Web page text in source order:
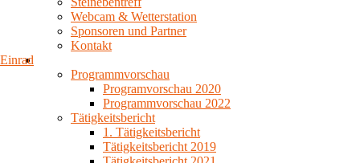
Webcam & Wetterstation
Sponsoren und Partner
Kontakt
Einrad
Programmvorschau
Programvorschau 2020
Programmvorschau 2022
Tätigkeitsbericht
1. Tätigkeitsbericht
Tätigkeitsbericht 2019